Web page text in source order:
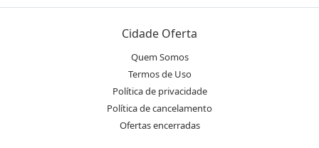
Cidade Oferta
Quem Somos
Termos de Uso
Política de privacidade
Política de cancelamento
Ofertas encerradas